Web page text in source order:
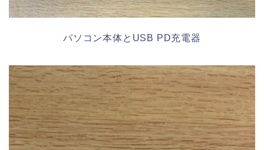
パソコン本体とUSB PD充電器